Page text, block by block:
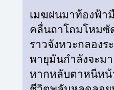
เมฆฝนมาท้องฟ้า
คลื่นถาโถมโหมซั
ราวจังหวะกลองร
พายุมันกำลังจะมา
หากหลับตาหนีหน้